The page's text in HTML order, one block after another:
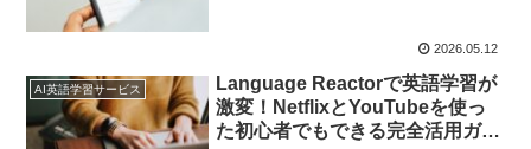
2026.05.12
AI英語学習サービス
Language Reactorで英語学習が
激変！NetflixとYouTubeを使っ
た初心者でもできる完全活用ガイ